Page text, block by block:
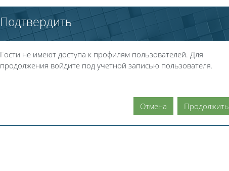
Подтвердить
Гости не имеют доступа к профилям пользователей. Для
продолжения войдите под учетной записью пользователя.
Отмена Продолжить